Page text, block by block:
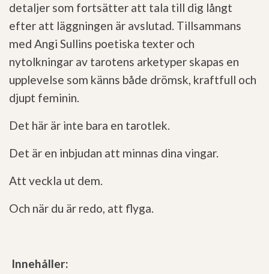
detaljer som fortsätter att tala till dig långt
efter att läggningen är avslutad. Tillsammans
med Angi Sullins poetiska texter och
nytolkningar av tarotens arketyper skapas en
upplevelse som känns både drömsk, kraftfull och
djupt feminin.
Det här är inte bara en tarotlek.
Det är en inbjudan att minnas dina vingar.
Att veckla ut dem.
Och när du är redo, att flyga.
Innehåller: